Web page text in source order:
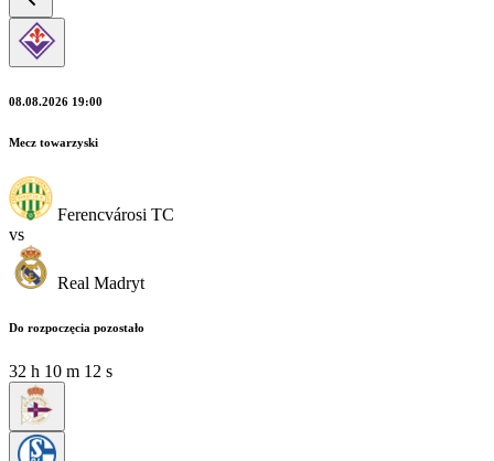
08.08.2026 19:00
Mecz towarzyski
Ferencvárosi TC
vs
Real Madryt
Do rozpoczęcia pozostało
32 h 10 m 10 s